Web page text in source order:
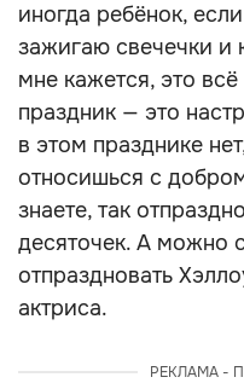
иногда ребёнок,
зажигаю свечечки и
мне кажется, это
праздник — это
в этом празднике
относишься с
знаете, так
десяточек. А можно
отпраздновать
актриса.
РЕКЛАМА -